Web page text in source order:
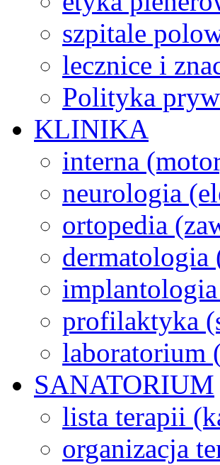
szpitale
lecznice i
Polityka
KLINIKA
interna
neurologia
ortopedia
dermatologia
profilaktyka
laboratorium
SANATORIUM
lista terapii
organizacja